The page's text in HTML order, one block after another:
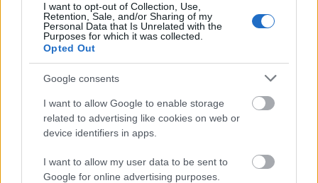
I want to opt-out of Collection, Use,
Retention, Sale, and/or Sharing of my
Personal Data that Is Unrelated with the
Purposes for which it was collected.
Opted Out
Google consents
I want to allow Google to enable storage
related to advertising like cookies on web or
device identifiers in apps.
I want to allow my user data to be sent to
Google for online advertising purposes.
A linzer uncsi? Matcha-málna linzervirág
Mindig még jobb: M&M's keksz